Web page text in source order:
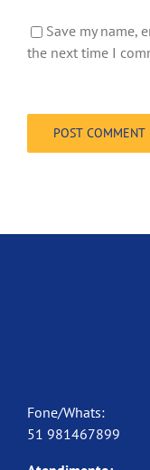
Save my name,
the next time I
Fone/Whats:
51 981467899